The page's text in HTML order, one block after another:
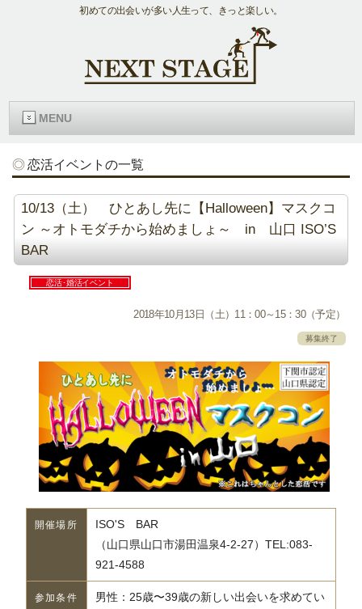
初めての出会いが多い人生って、きっと楽しい。
MENU
恋活イベントの一覧
10/13（土） ひとあし先に【Halloween】マスクコ
ン ～オトモダチから始めましょ～ in 山口 ISO’S
BAR
恋活･婚活イベント
2018年10月13日（土）11：00～15：30（予定）
募集終了
開催場所
ISO'S BAR
（山口県山口市湯田温泉4-2-27）TEL:083-
921-4588
参加条件
男性：25歳〜39歳の新しい出会いを求めてい